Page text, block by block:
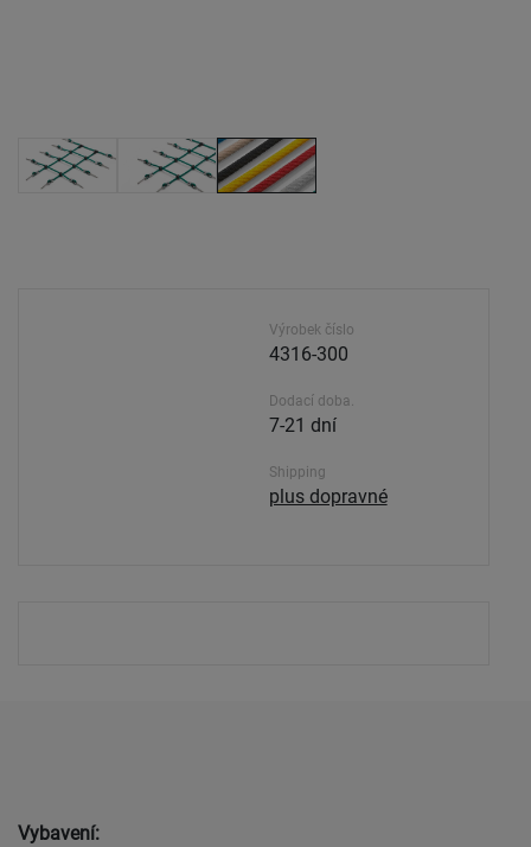
Výrobek číslo
4316-300
Dodací doba.
7-21 dní
Shipping
plus dopravné
Vybavení: